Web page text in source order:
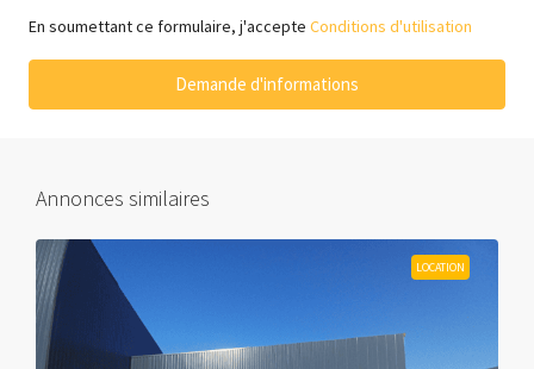
En soumettant ce formulaire, j'accepte Conditions d'utilisation
Demande d'informations
Annonces similaires
LOCATION